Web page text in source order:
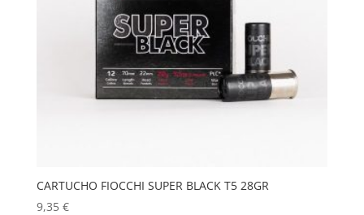
CARTUCHO FIOCCHI SUPER BLACK T5 28GR
9,35 €